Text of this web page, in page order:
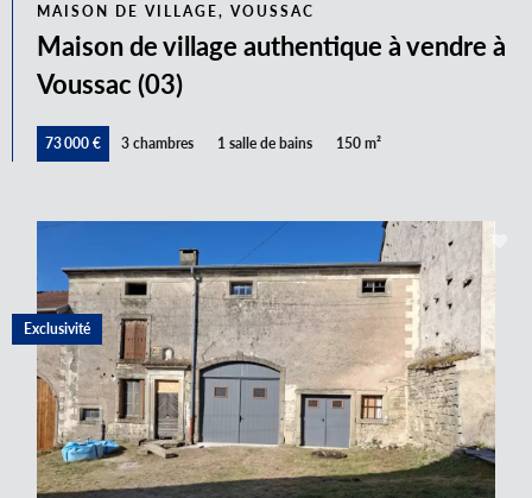
MAISON DE VILLAGE, VOUSSAC
Maison de village authentique à vendre à
Voussac (03)
73 000 € 3 chambres 1 salle de bains 150 m²
Exclusivité